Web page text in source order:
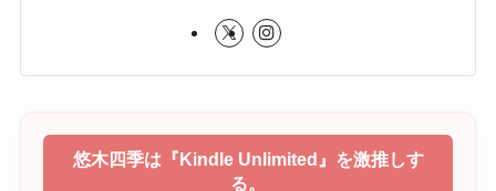
悠木四季は『Kindle Unlimited』を激推しす
る。